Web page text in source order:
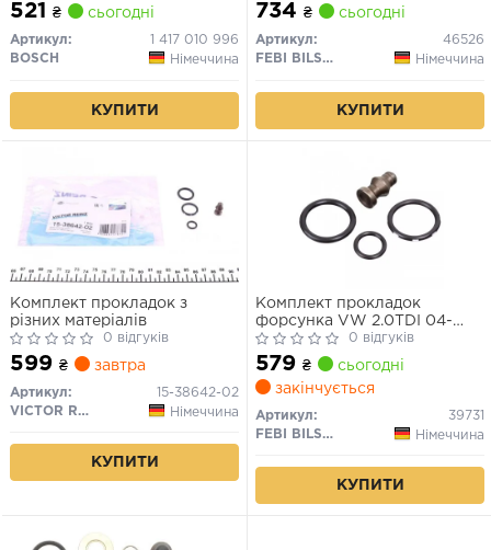
521 ₴ сьогодні
Артикул:
1 417 010 996
BOSCH
Німеччина
КУПИТИ
734 ₴ сьогодні
Артикул:
46526
FEBI BILSTEIN
Німеччина
КУПИТИ
Комплект прокладок з
різних матеріалів
0 відгуків
599 ₴ завтра
Артикул:
15-38642-02
VICTOR REINZ
Німеччина
КУПИТИ
Комплект прокладок
форсунка VW 2.0TDI 04-
(вир-во FEBI)0 відгуків
579 ₴
сьогодні
закінчується
Артикул:
39731
FEBI BILSTEIN
Німеччина
КУПИТИ